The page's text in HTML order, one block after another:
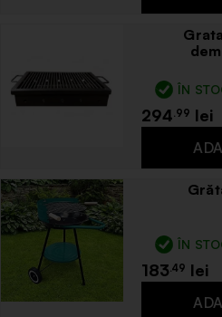
ÎN
294.99
ÎN
183.49